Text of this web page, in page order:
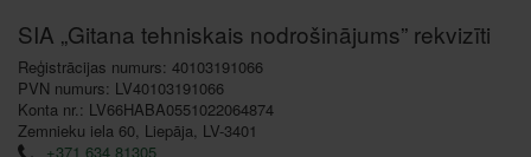
SIA „Gitana tehniskais nodrošinājums” rekvizīti
Reģistrācijas numurs: 40103191066
PVN numurs: LV40103191066
Konta nr.: LV66HABA0551022064874
Zemnieku iela 60, Liepāja, LV-3401
+371 634 81305